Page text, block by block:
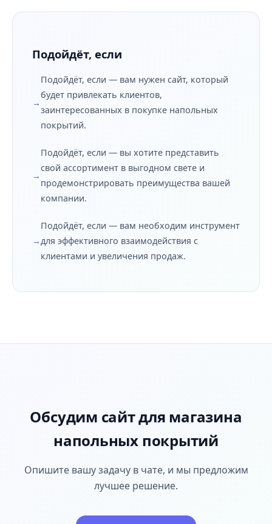
Подойдёт, если
Подойдёт, если — вам нужен сайт, который
будет привлекать клиентов,
заинтересованных в покупке напольных
покрытий.
Подойдёт, если — вы хотите представить
свой ассортимент в выгодном свете и
продемонстрировать преимущества вашей
компании.
Подойдёт, если — вам необходим инструмент
для эффективного взаимодействия с
клиентами и увеличения продаж.
Обсудим сайт для магазина
напольных покрытий
Опишите вашу задачу в чате, и мы предложим
лучшее решение.